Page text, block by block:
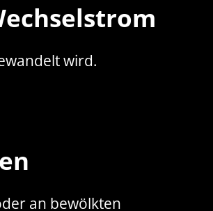
wird.
an bewölkten